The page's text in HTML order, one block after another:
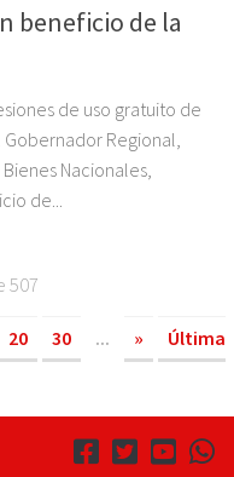
beneficio de la
de uso gratuito de
Regional,
Nacionales,
de...
507
20 30 ... »
Última